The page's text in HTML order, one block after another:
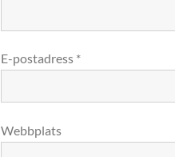
E-postadress *
Webbplats